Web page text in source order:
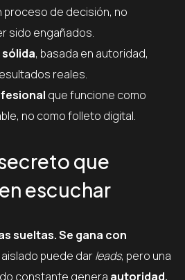
proceso de decisión, no
sido engañados.
sólida, basada en autoridad,
reales.
que funcione como
no como folleto digital.
que
escuchar
sueltas. Se gana con
puede darleads, pero una
constante genera autoridad,